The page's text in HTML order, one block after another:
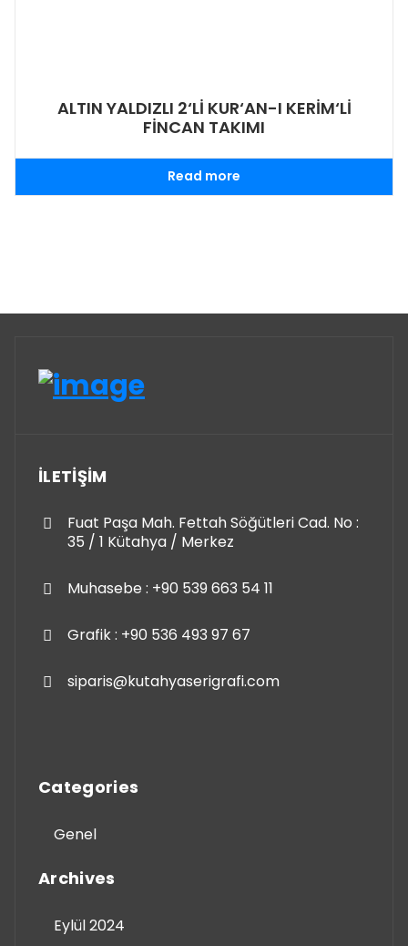
ALTIN YALDIZLI 2‘Lİ KUR‘AN-I KERİM‘Lİ
FİNCAN TAKIMI
Read more
İLETİŞİM
Fuat Paşa Mah. Fettah Söğütleri Cad. No :
35 / 1 Kütahya / Merkez
Muhasebe : +90 539 663 54 11
Grafik : +90 536 493 97 67
siparis@kutahyaserigrafi.com
Categories
Genel
Archives
Eylül 2024